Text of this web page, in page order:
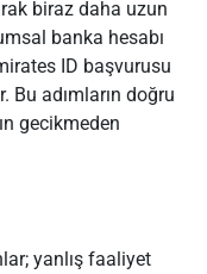
biraz daha uzun
banka hesabı
ID başvurusu
Bu adımların doğru
gecikmeden
yanlış faaliyet